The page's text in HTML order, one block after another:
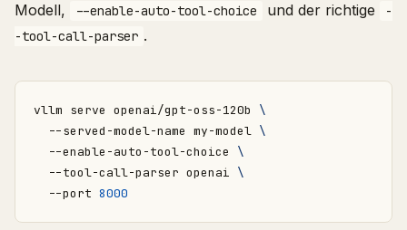
Modell,
--enable-auto-tool-choice und der richtige
-
-tool-call-parser .
vllm serve openai/gpt-oss-120b
  --served-model-name my-model
  --enable-auto-tool-choice
  --tool-call-parser openai
  --port
8000